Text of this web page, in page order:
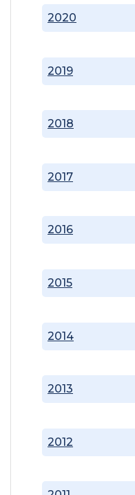
2012
2013
2014
2015
2016
2017
2018
2019
2020